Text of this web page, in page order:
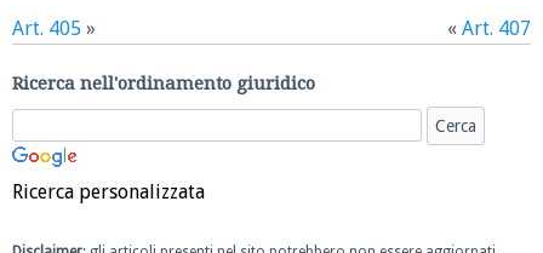
Art. 405 » « Art. 407
Ricerca nell'ordinamento giuridico
Ricerca personalizzata